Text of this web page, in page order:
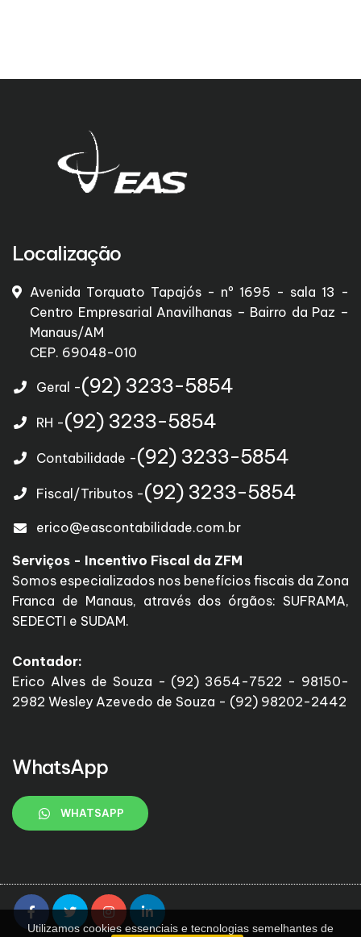
Localização
Avenida Torquato Tapajós - nº 1695 - sala 13 -
Centro Empresarial Anavilhanas – Bairro da Paz –
Manaus/AM
CEP. 69048-010
Geral -(92) 3233-5854
RH -(92) 3233-5854
Contabilidade -(92) 3233-5854
Fiscal/Tributos -(92) 3233-5854
erico@eascontabilidade.com.br
Serviços - Incentivo Fiscal da ZFM
Somos especializados nos benefícios fiscais da Zona
Franca de Manaus, através dos órgãos: SUFRAMA,
SEDECTI e SUDAM.
Contador:
Erico Alves de Souza - (92) 3654-7522 - 98150-
2982 Wesley Azevedo de Souza - (92) 98202-2442
WhatsApp
WHATSAPP
Utilizamos cookies essenciais e tecnologias semelhantes de